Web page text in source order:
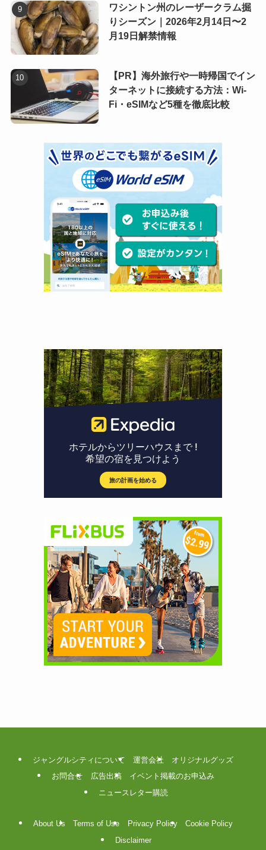
ワシントン州のレーザークラム掘
りシーズン｜2026年2月14日〜2
月19日解禁情報
【PR】海外旅行や一時帰国でイン
ターネットに接続する方法：Wi-
Fi・eSIMなど5種を徹底比較
ジャングルシティについて 運営会社
オリジナルグッズ
お問合せ
広告出稿
イベント掲載のお申込み
ニュースレター購読
About Us Terms of Use Privacy Policy
Cookie Policy
Disclaimer